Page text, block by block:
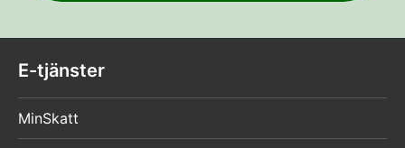
E-tjänster
MinSkatt